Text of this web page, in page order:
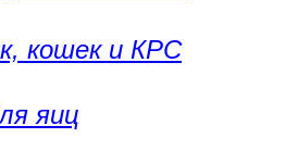
кошек и КРС
яиц